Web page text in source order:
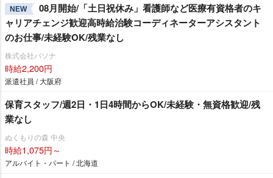
NEW
08月開始/「土日祝休み」看護師など医療有資格者のキ
ャリアチェンジ歓迎高時給治験コーディネーターアシスタント
のお仕事/未経験OK/残業なし
株式会社パソナ
時給2,200円
派遣社員 / 大阪府
保育スタッフ/週2日・1日4時間からOK/未経験・無資格歓迎/残
業なし
ぬくもりの森 中央
時給1,075円～
アルバイト・パート / 北海道